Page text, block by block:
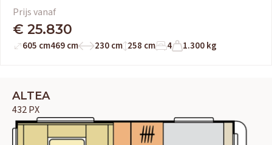
Prijs vanaf
€ 25.830
605 cm469 cm 230 cm 258 cm 4 1.300 kg
ALTEA
432 PX
OUD GASTEL
Adria EribaHymer Knaus
Adria